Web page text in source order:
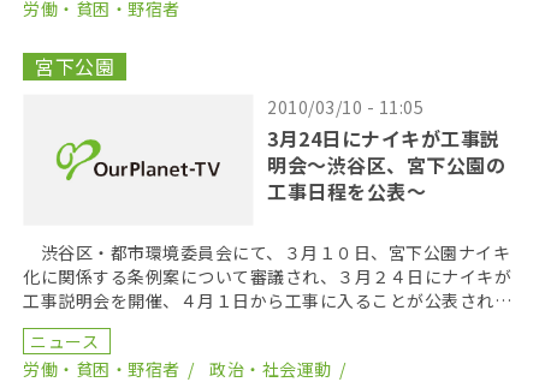
労働・貧困・野宿者
宮下公園
2010/03/10 - 11:05
3月24日にナイキが工事説
明会～渋谷区、宮下公園の
工事日程を公表～
渋谷区・都市環境委員会にて、３月１０日、宮下公園ナイキ
化に関係する条例案について審議され、３月２４日にナイキが
工事説明会を開催、４月１日から工事に入ることが公表され
た。 「宮下公園運動施設管理条例」「都市公園条例の一部
[…]
ニュース
労働・貧困・野宿者
政治・社会運動